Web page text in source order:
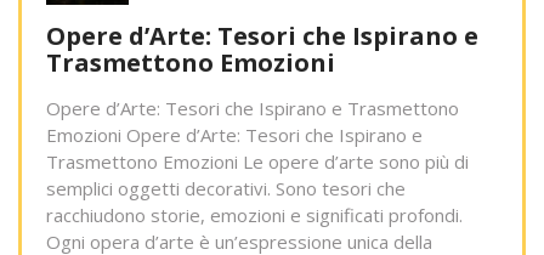
Opere d’Arte: Tesori che Ispirano e
Trasmettono Emozioni
Opere d’Arte: Tesori che Ispirano e Trasmettono
Emozioni Opere d’Arte: Tesori che Ispirano e
Trasmettono Emozioni Le opere d’arte sono più di
semplici oggetti decorativi. Sono tesori che
racchiudono storie, emozioni e significati profondi.
Ogni opera d’arte è un’espressione unica della